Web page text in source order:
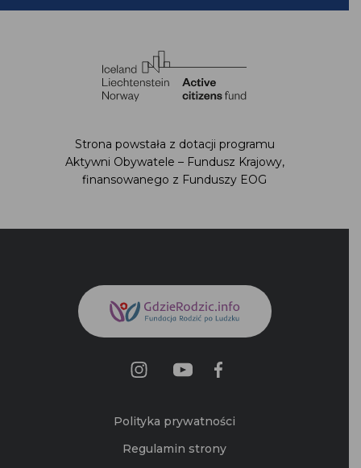
Strona powstała z dotacji programu
Aktywni Obywatele – Fundusz Krajowy,
finansowanego z Funduszy EOG
Polityka prywatności
Regulamin strony